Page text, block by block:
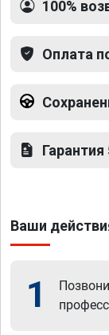
100%
Оплата
Гарантия
Ваши
1